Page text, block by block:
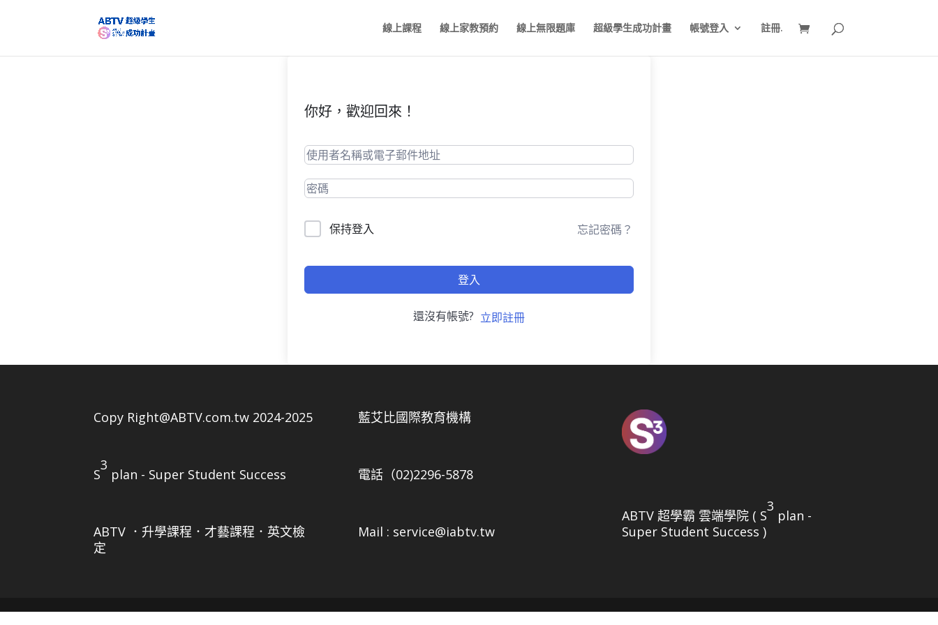
線上課程 線上家教預約 線上無限題庫 超級學生成功計畫 帳號登入 註冊.
你好，歡迎回來！
保持登入 忘記密碼？
登入
還沒有帳號? 立即註冊
Copy Right@ABTV.com.tw 2024-2025
S
3
plan - Super Student Success
ABTV ．升學課程．才藝課程．英文檢
定
藍艾比國際教育機構
電話（02)2296-5878
Mail : service@iabtv.tw
ABTV 超學霸 雲端學院 ( S
3
plan -
Super Student Success )